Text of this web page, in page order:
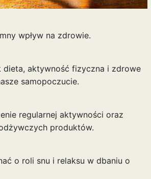
wpływ na zdrowie.
dieta, aktywność fizyczna i zdrowe
samopoczucie.
regularnej aktywności oraz
produktów.
o roli snu i relaksu w dbaniu o